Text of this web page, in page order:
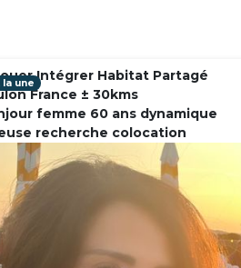
Intégrer Habitat Partagé
France ± 30kms
femme 60 ans dynamique
recherche colocation
la une